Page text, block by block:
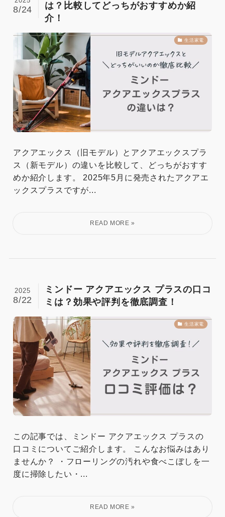
は？比較してどっちがおすすめか紹
介！
8/24
生活家電
アクアエックス（旧モデル）とアクアエックスプラ
ス（新モデル）の違いを比較して、どっちがおすす
めか紹介します。 2025年5月に発売されたアクアエ
ックスプラスですが...
ミンドー アクアエックス プラスの口コ
ミは？効果や評判を徹底調査！
2025
8/22
生活家電
この記事では、ミンドー アクアエックス プラスの
口コミについてご紹介します。 こんなお悩みはあり
ませんか？ ・フローリングの汚れや食べこぼしを一
度に掃除したい・...